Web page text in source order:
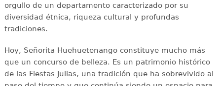
orgullo de un departamento caracterizado por su
diversidad étnica, riqueza cultural y profundas
tradiciones.
Hoy, Señorita Huehuetenango constituye mucho más
que un concurso de belleza. Es un patrimonio histórico
de las Fiestas Julias, una tradición que ha sobrevivido al